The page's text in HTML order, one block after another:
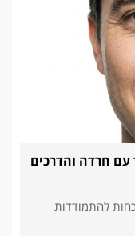
חרדה והדרכים
להתמודדות